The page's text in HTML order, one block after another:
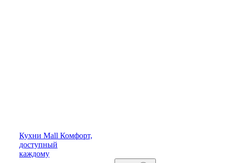
Кухни Mall Комфорт,
доступный
каждому